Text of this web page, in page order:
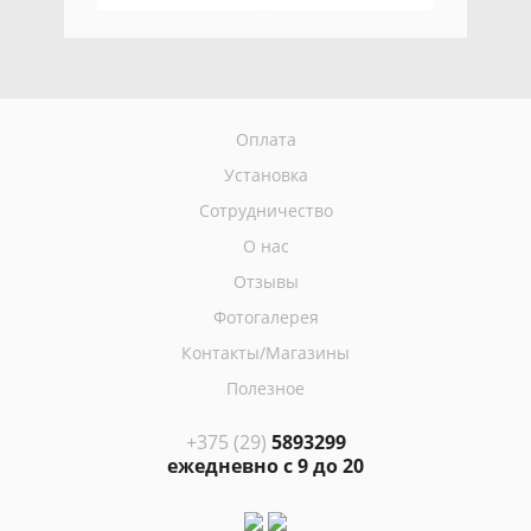
Оплата
Установка
Сотрудничество
О нас
Отзывы
Фотогалерея
Контакты/Магазины
Полезное
+375 (29) 5893299
ежедневно с 9 до 20